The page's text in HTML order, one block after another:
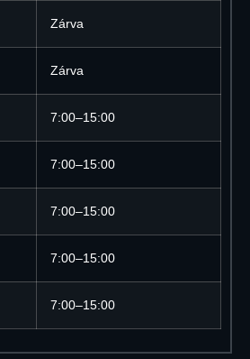
Zárva
Zárva
7:00–15:00
7:00–15:00
7:00–15:00
7:00–15:00
7:00–15:00